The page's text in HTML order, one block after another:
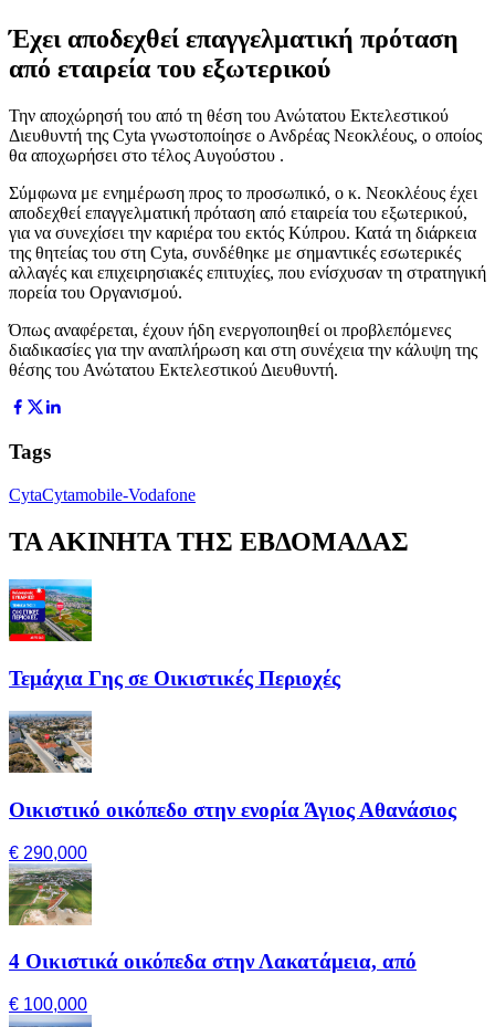
Έχει αποδεχθεί επαγγελματική πρόταση
από εταιρεία του εξωτερικού
Την αποχώρησή του από τη θέση του Ανώτατου Εκτελεστικού
Διευθυντή της Cyta γνωστοποίησε ο Ανδρέας Νεοκλέους, ο οποίος
θα αποχωρήσει στο τέλος Αυγούστου .
Σύμφωνα με ενημέρωση προς το προσωπικό, ο κ. Νεοκλέους έχει
αποδεχθεί επαγγελματική πρόταση από εταιρεία του εξωτερικού,
για να συνεχίσει την καριέρα του εκτός Κύπρου. Κατά τη διάρκεια
της θητείας του στη Cyta, συνδέθηκε με σημαντικές εσωτερικές
αλλαγές και επιχειρησιακές επιτυχίες, που ενίσχυσαν τη στρατηγική
πορεία του Οργανισμού.
Όπως αναφέρεται, έχουν ήδη ενεργοποιηθεί οι προβλεπόμενες
διαδικασίες για την αναπλήρωση και στη συνέχεια την κάλυψη της
θέσης του Ανώτατου Εκτελεστικού Διευθυντή.
Tags
CytaCytamobile-Vodafone
ΤΑ ΑΚΙΝΗΤΑ ΤΗΣ ΕΒΔΟΜΑΔΑΣ
Τεμάχια Γης σε Οικιστικές Περιοχές
Οικιστικό οικόπεδο στην ενορία Άγιος Αθανάσιος
€ 290,000
4 Οικιστικά οικόπεδα στην Λακατάμεια, από
€ 100,000